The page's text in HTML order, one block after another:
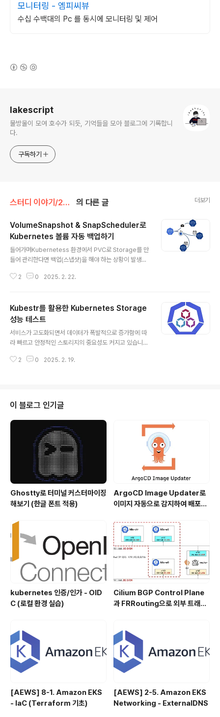
모니터링 - 엠피씨뷰
수십 수백대의 Pc 를 동시에 모니터링 및 제어
lakescript
물방울이 모여 호수가 되듯, 기억들을 모아 블로그에 기록합니
다.
구독하기
스터디 이야기/25' AWS EKS 의 다른 글 더보기
VolumeSnapshot & SnapScheduler로
Kubernetes 볼륨 자동 백업하기
들어가며Kubernetess 환경에서 PVC로 Storage를 만
들어 관리한다면 백업(스냅샷)을 해야 하는 상황이 발생할
도 있는데요. 이를 위해 Kubernetes에서는 VolumeSn
백업할 수도 있습니다. VolumeSnapshotVolumeSna
pshot은 Kubernetes에서 PersistentVolumeClaim
(PVC)의 특정 시점의 상태를 캡처하는 기능으로, 이를 통
해 데이터를 백업하거나 복구할 수 있습니다. VolumeSn
성 정책을 정의합니다. apiV..
2 0 2025. 2. 22.
Kubestr를 활용한 Kubernetes Storage
성능 테스트
서비스가 고도화되면서 데이터가 폭발적으로 증가함에 따
라 빠르고 안정적인 스토리지의 중요성도 커지고 있습니
가장 적합한지, 성능이 제대로 나오는지 판단하는 것은 쉽
제공하는지 확인하는 것이 중요합니다. 이번 글에서는 스
토리지 개념과 주요 성능 지표, 그리고 Kubestr를 이용한
성능 테스트 방법을 다뤄보겠습니다.StorageStorage
란?Storage는 데이터를 저장하는 모든 장치나 매체를 의
미합니다. 특히 데이터를 영구적으로 보관할 수 있고, 전원
이 꺼져도 데이터가..
2 0 2025. 2. 19.
이 블로그 인기글
Ghostty로 터미널 커스터마이징
해보기 (한글 폰트 적용)
ArgoCD Image Updater로
이미지 자동으로 감지하여 배포하
kubernetes 인증/인가 - OID
C (로컬 환경 실습)
Cilium BGP Control Plane
과 FRRouting으로 외부 트래픽
[AEWS] 8-1. Amazon EKS
- IaC (Terraform 기초)
[AEWS] 2-5. Amazon EKS
Networking - ExternalDNS